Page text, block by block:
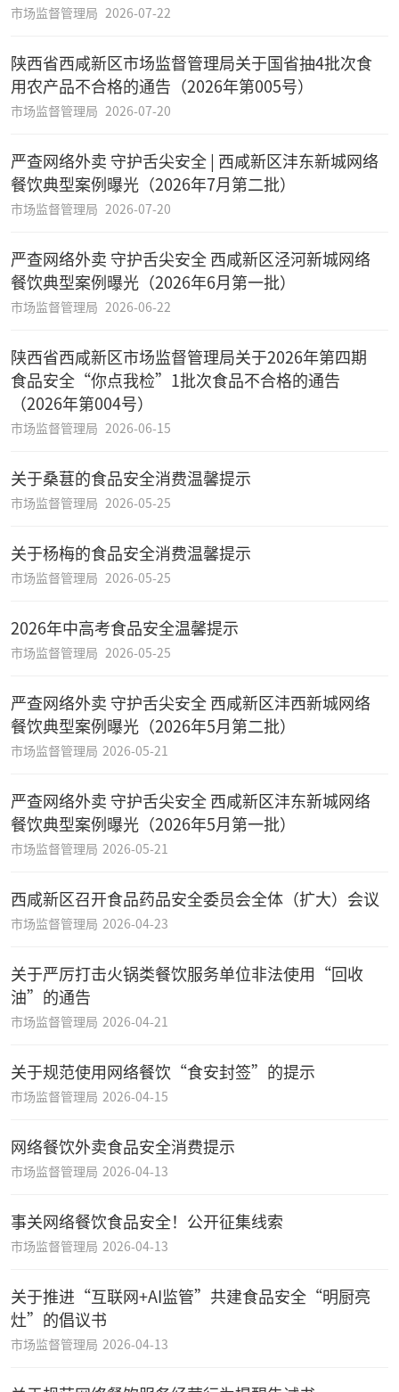
市场监督管理局 2026-07-22
陕西省西咸新区市场监督管理局关于国省抽4批次食
用农产品不合格的通告（2026年第005号）
市场监督管理局 2026-07-20
严查网络外卖 守护舌尖安全 | 西咸新区沣东新城网络
餐饮典型案例曝光（2026年7月第二批）
市场监督管理局 2026-07-20
严查网络外卖 守护舌尖安全 西咸新区泾河新城网络
餐饮典型案例曝光（2026年6月第一批）
市场监督管理局 2026-06-22
陕西省西咸新区市场监督管理局关于2026年第四期
食品安全“你点我检”1批次食品不合格的通告
（2026年第004号）
市场监督管理局 2026-06-15
关于桑葚的食品安全消费温馨提示
市场监督管理局 2026-05-25
关于杨梅的食品安全消费温馨提示
市场监督管理局 2026-05-25
2026年中高考食品安全温馨提示
市场监督管理局 2026-05-25
严查网络外卖 守护舌尖安全 西咸新区沣西新城网络
餐饮典型案例曝光（2026年5月第二批）
市场监督管理局 2026-05-21
严查网络外卖 守护舌尖安全 西咸新区沣东新城网络
餐饮典型案例曝光（2026年5月第一批）
市场监督管理局 2026-05-21
西咸新区召开食品药品安全委员会全体（扩大）会议
市场监督管理局 2026-04-23
关于严厉打击火锅类餐饮服务单位非法使用“回收
油”的通告
市场监督管理局 2026-04-21
关于规范使用网络餐饮“食安封签”的提示
市场监督管理局 2026-04-15
网络餐饮外卖食品安全消费提示
市场监督管理局 2026-04-13
事关网络餐饮食品安全！公开征集线索
市场监督管理局 2026-04-13
关于推进“互联网+AI监管”共建食品安全“明厨亮
灶”的倡议书
市场监督管理局 2026-04-13